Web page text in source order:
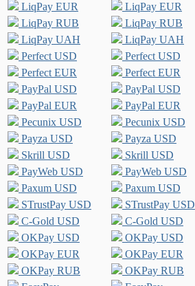
LiqPay EUR
LiqPay EUR
LiqPay RUB
LiqPay RUB
LiqPay UAH
LiqPay UAH
Perfect USD
Perfect USD
Perfect EUR
Perfect EUR
PayPal USD
PayPal USD
PayPal EUR
PayPal EUR
Pecunix USD
Pecunix USD
Payza USD
Payza USD
Skrill USD
Skrill USD
PayWeb USD
PayWeb USD
Paxum USD
Paxum USD
STrustPay USD
STrustPay USD
C-Gold USD
C-Gold USD
OKPay USD
OKPay USD
OKPay EUR
OKPay EUR
OKPay RUB
OKPay RUB